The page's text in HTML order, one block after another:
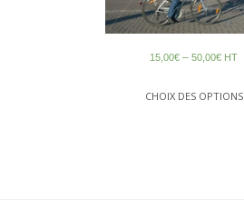
15,00€ –50,00€ HT
CHOIX DES OPTIONS